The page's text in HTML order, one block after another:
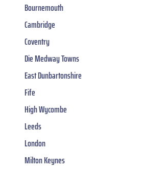
Bournemouth
Cambridge
Coventry
Die Medway Towns
East Dunbartonshire
Fife
High Wycombe
Leeds
London
Milton Keynes